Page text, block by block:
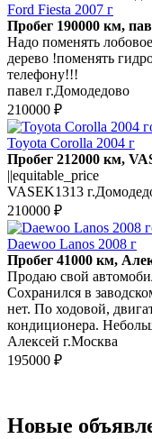
Ford Fiesta 2007 г
Пробег 190000 км,
Надо поменять
дерево !поменять
телефону!!!
павел г.Домодедово
210000 ₽
Toyota Corolla 2004 г
Пробег 212000 км,
||equitable_price
VASEK1313
210000 ₽
Daewoo Lanos 2008 г
Пробег 41000 км,
Продаю свой
Сохранился в
нет. По ходовой,
кондиционера.
Алексей г.Москва
195000 ₽
Новые